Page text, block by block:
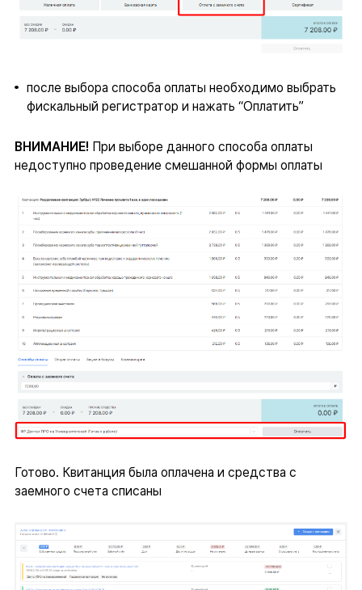
после выбора способа оплаты необходимо выбрать
фискальный регистратор и нажать “Оплатить”
ВНИМАНИЕ! При выборе данного способа оплаты
недоступно проведение смешанной формы оплаты
Готово. Квитанция была оплачена и средства с
заемного счета списаны